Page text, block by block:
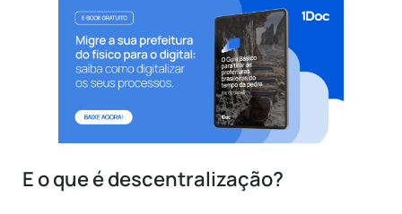
E o que é descentralização?